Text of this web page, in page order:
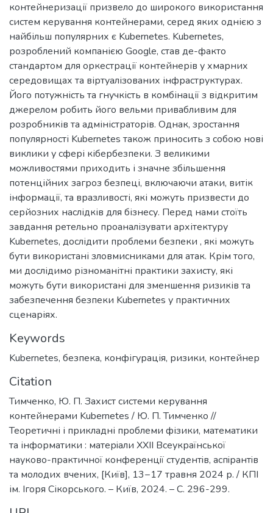
контейнеризації призвело до широкого використання
систем керування контейнерами, серед яких однією з
найбільш популярних є Kubernetes. Kubernetes,
розроблений компанією Google, став де-факто
стандартом для оркестрації контейнерів у хмарних
середовищах та віртуалізованих інфраструктурах.
Його потужність та гнучкість в комбінації з відкритим
джерелом робить його вельми привабливим для
розробників та адміністраторів. Однак, зростання
популярності Kubernetes також приносить з собою нові
виклики у сфері кібербезпеки. З великими
можливостями приходить і значне збільшення
потенційних загроз безпеці, включаючи атаки, витік
інформації, та вразливості, які можуть призвести до
серйозних наслідків для бізнесу. Перед нами стоїть
завдання ретельно проаналізувати архітектуру
Kubernetes, дослідити проблеми безпеки , які можуть
бути використані зловмисниками для атак. Крім того,
ми дослідимо різноманітні практики захисту, які
можуть бути використані для зменшення ризиків та
забезпечення безпеки Kubernetes у практичних
сценаріях.
Keywords
Kubernetes, безпека, конфігурація, ризики, контейнер
Citation
Тимченко, Ю. П. Захист системи керування
контейнерами Kubernetes / Ю. П. Тимченко //
Теоретичні і прикладні проблеми фізики, математики
та інформатики : матерiали XXII Всеукраїнської
науково-практичної конференцiї студентiв, аспiрантiв
та молодих вчених, [Київ], 13−17 травня 2024 р. / КПІ
ім. Ігоря Сікорського. – Київ, 2024. – С. 296-299.